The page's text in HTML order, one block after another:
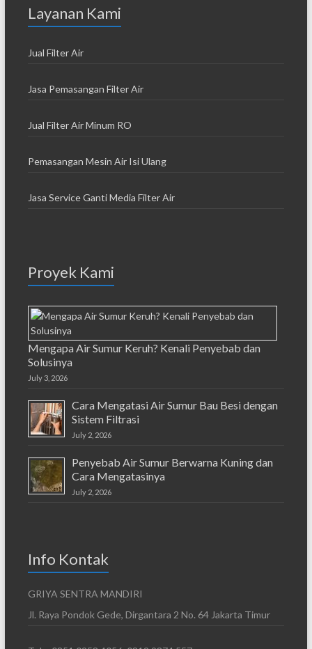
Layanan Kami
Jual Filter Air
Jasa Pemasangan Filter Air
Jual Filter Air Minum RO
Pemasangan Mesin Air Isi Ulang
Jasa Service Ganti Media Filter Air
Proyek Kami
Mengapa Air Sumur Keruh? Kenali Penyebab dan
Solusinya
July 3, 2026
Cara Mengatasi Air Sumur Bau Besi dengan
Sistem Filtrasi
July 2, 2026
Penyebab Air Sumur Berwarna Kuning dan
Cara Mengatasinya
July 2, 2026
Info Kontak
GRIYA SENTRA MANDIRI
Jl. Raya Pondok Gede, Dirgantara 2 No. 64 Jakarta Timur